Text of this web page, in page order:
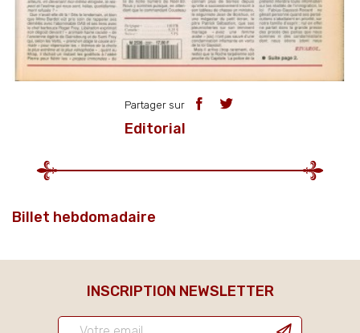
Partager sur
Editorial
Billet hebdomadaire
INSCRIPTION NEWSLETTER